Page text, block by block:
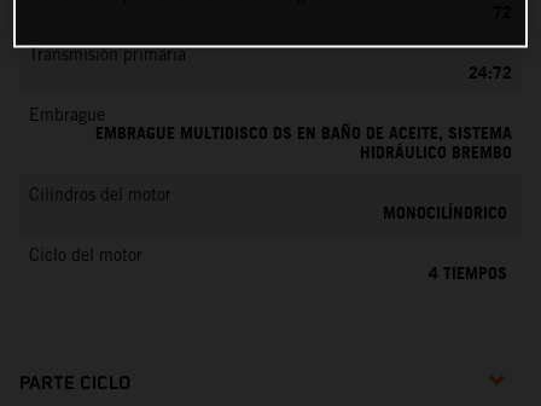
Transmisión primaria
24:72
Embrague
EMBRAGUE MULTIDISCO DS EN BAÑO DE ACEITE, SISTEMA
HIDRÁULICO BREMBO
Cilindros del motor
MONOCILÍNDRICO
Ciclo del motor
4 TIEMPOS
PARTE CICLO